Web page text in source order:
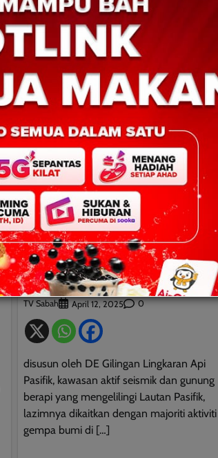
BERITA AM NASIONAL
Gempa Bumi di Luar Lingkaran
Api Pasifik, Myanmar dan
Sabah sebagai realiti yang
menggerunkan
TV Sabah April 12, 2025 0
disusun oleh DE Gilingan Lingkaran Api
Pasifik, kawasan aktif seismik dan gunung
berapi yang mengelilingi Lautan Pasifik,
lazimnya dikaitkan dengan majoriti aktiviti
gempa bumi di […]